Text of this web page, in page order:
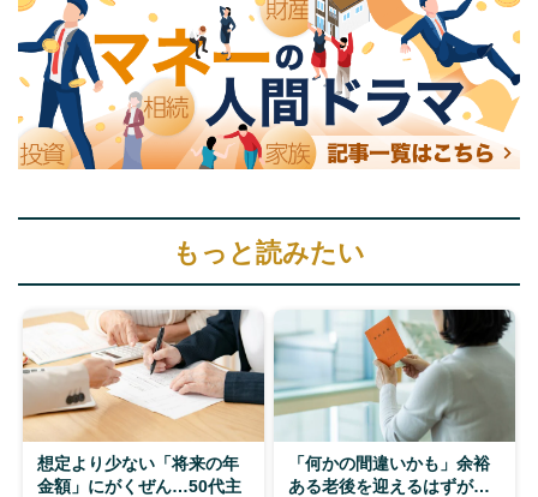
もっと読みたい
想定より少ない「将来の年
金額」にがくぜん…50代主
「何かの間違いかも」余裕
ある老後を迎えるはずが…